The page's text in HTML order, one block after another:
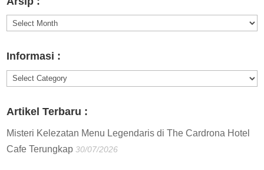
Arsip
Informasi :
Informasi
Artikel Terbaru :
Misteri Kelezatan Menu Legendaris di The Cardrona Hotel
Cafe Terungkap 30/07/2026